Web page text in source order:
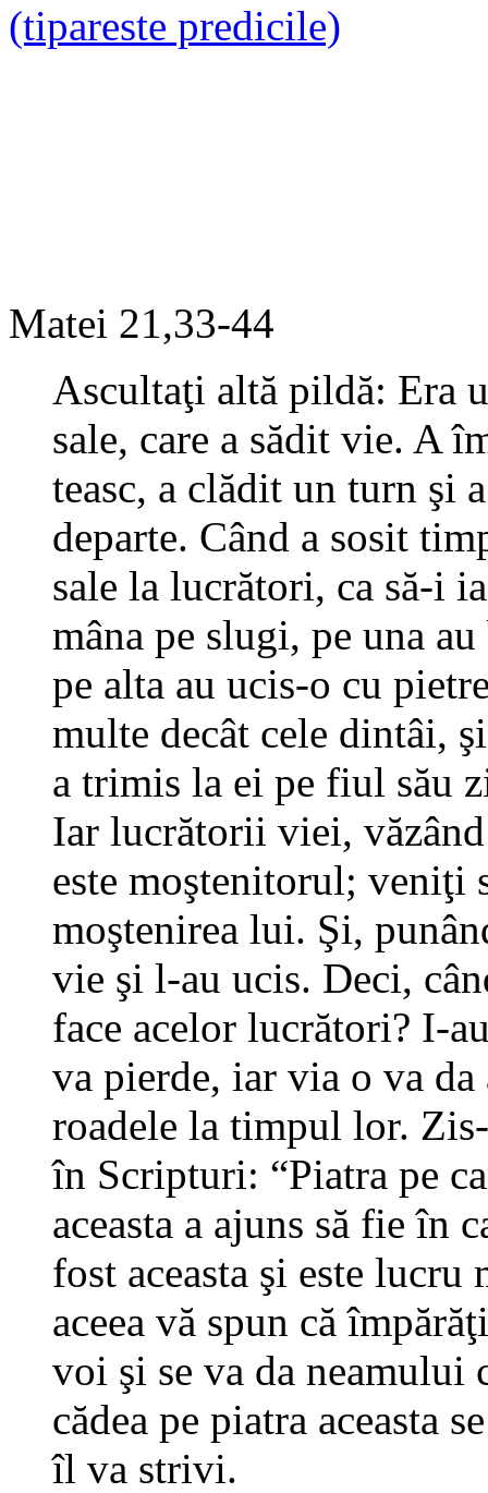
(tipareste predicile)
Matei 21,33-44
Ascultaţi altă pildă: Era
sale, care a sădit vie. A
teasc, a clădit un turn şi
departe. Când a sosit
sale la lucrători, ca să-i
mâna pe slugi, pe una
pe alta au ucis-o cu
multe decât cele dintâi,
a trimis la ei pe fiul său
Iar lucrătorii viei,
este moştenitorul; veniţi
moştenirea lui. Şi,
vie şi l-au ucis. Deci,
face acelor lucrători? I-
va pierde, iar via o va
roadele la timpul lor.
în Scripturi: “Piatra pe
aceasta a ajuns să fie în
fost aceasta şi este
aceea vă spun că
voi şi se va da neamului
cădea pe piatra aceasta
îl va strivi.